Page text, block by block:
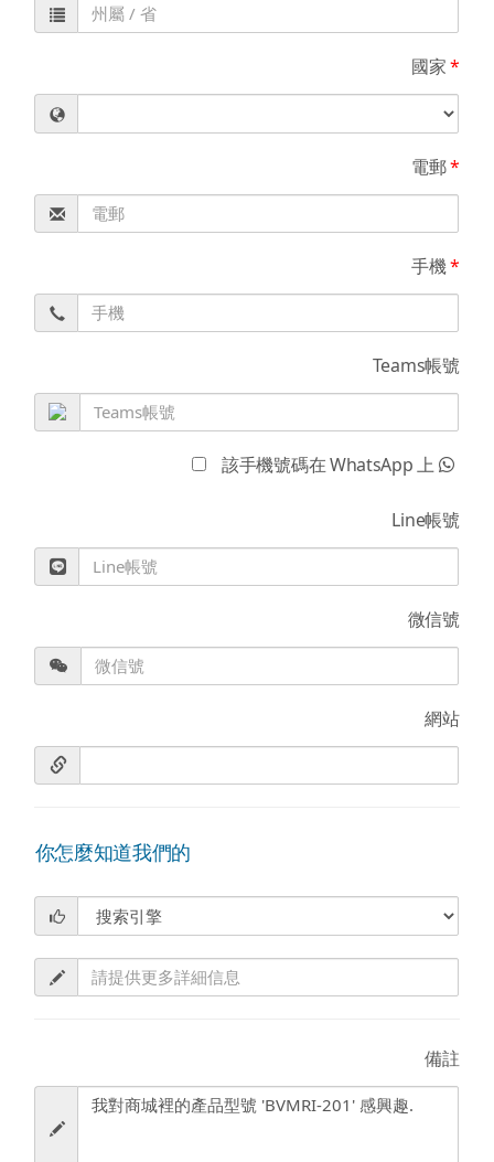
國家*
電郵*
手機*
Teams帳號
該手機號碼在 WhatsApp 上
Line帳號
微信號
網站
你怎麼知道我們的
備註